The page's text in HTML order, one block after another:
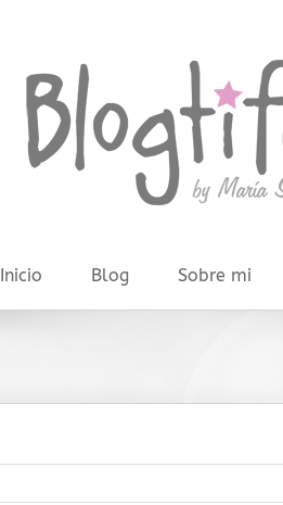
Inicio Blog Sobre mi